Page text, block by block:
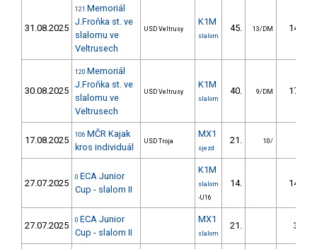
31.08.2025
121 Memoriál
J.Froňka st. ve
slalomu ve
Veltrusech
USD Veltrusy
K1M
slalom
45. 13/DM 14.79
30.08.2025
120 Memoriál
J.Froňka st. ve
slalomu ve
Veltrusech
USD Veltrusy
K1M
slalom
40. 9/DM 17.25
17.08.2025 106 MČR Kajak
kros individuál
USD Troja
MX1
sjezd
21. 10/
27.07.2025
0 ECA Junior
Cup - slalom II
K1M
slalom
-U16
14. 14.35
27.07.2025 0 ECA Junior
Cup - slalom II
MX1
slalom
21. 3.44